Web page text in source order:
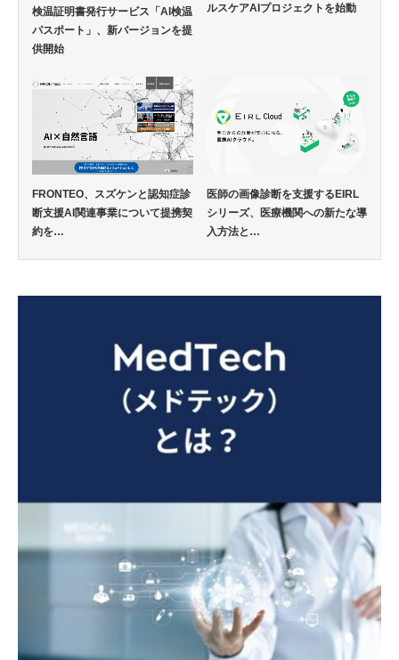
検温証明書発行サービス「AI検温
パスポート」、新バージョンを提
供開始
ルスケアAIプロジェクトを始動
FRONTEO、スズケンと認知症診
断支援AI関連事業について提携契
約を…
医師の画像診断を支援するEIRL
シリーズ、医療機関への新たな導
入方法と…